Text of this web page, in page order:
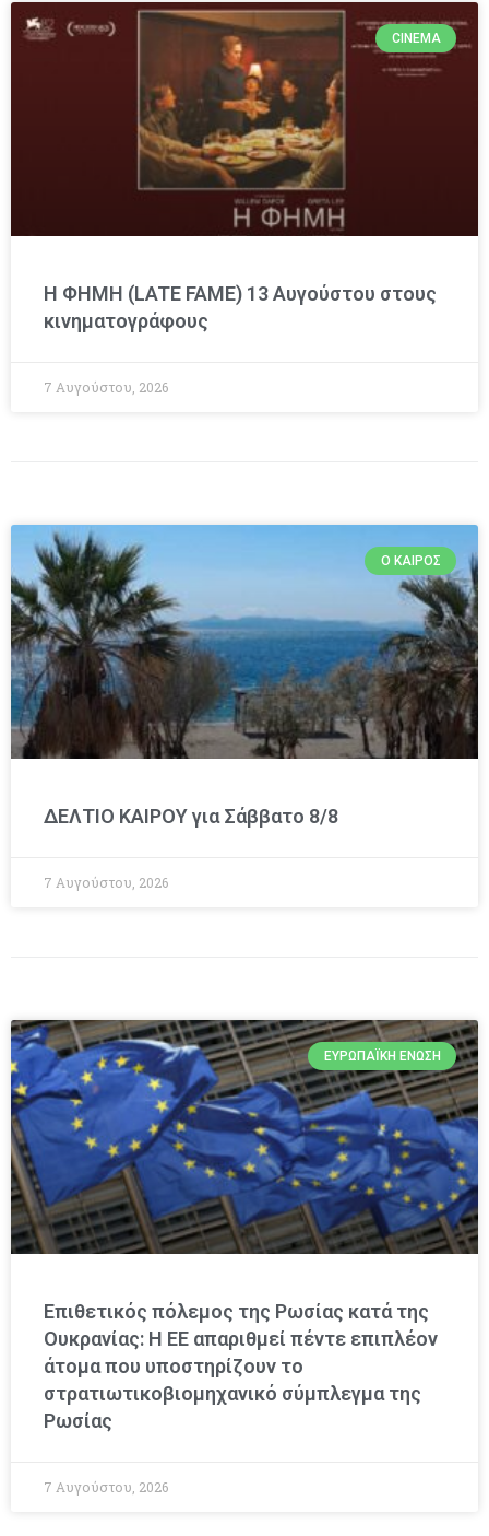
CINEMA
Η ΦΗΜΗ (LATE FAME) 13 Αυγούστου στους
κινηματογράφους
7 Αυγούστου, 2026
Ο ΚΑΙΡΌΣ
ΔΕΛΤΙΟ ΚΑΙΡΟΥ για Σάββατο 8/8
7 Αυγούστου, 2026
ΕΥΡΩΠΑΪΚΉ ΈΝΩΣΗ
Επιθετικός πόλεμος της Ρωσίας κατά της
Ουκρανίας: Η ΕΕ απαριθμεί πέντε επιπλέον
άτομα που υποστηρίζουν το
στρατιωτικοβιομηχανικό σύμπλεγμα της
Ρωσίας
7 Αυγούστου, 2026